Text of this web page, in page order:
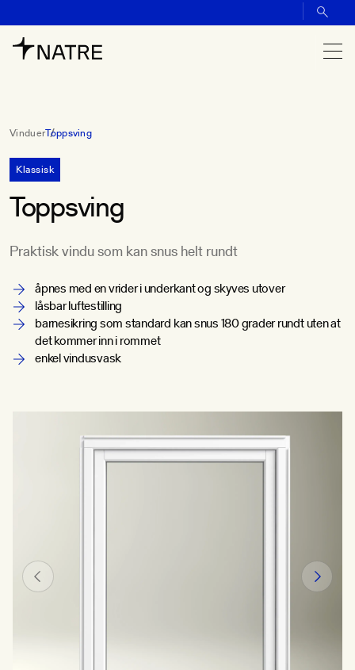
VinduerToppsving
Klassisk
Toppsving
Praktisk vindu som kan snus helt rundt
åpnes med en vrider i underkant og skyves utover
låsbar luftestilling
barnesikring som standard kan snus 180 grader rundt uten at
det kommer inn i rommet
enkel vindusvask